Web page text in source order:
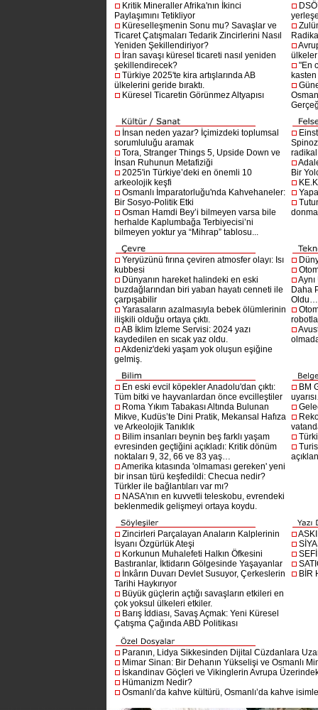
Kritik Mineraller Afrika'nın İkinci
Paylaşımını Tetikliyor
Küreselleşmenin Sonu mu? Savaşlar ve
Ticaret Çatışmaları Tedarik Zincirlerini Nasıl
Yeniden Şekillendiriyor?
İran savaşı küresel ticareti nasıl yeniden
şekillendirecek?
Türkiye 2025'te kira artışlarında AB
ülkelerini geride bıraktı.
Küresel Ticaretin Görünmez Altyapısı
"En
İnsan neden yazar? İçimizdeki toplumsal
sorumluluğu aramak
Tora, Stranger Things 5, Upside Down ve
İnsan Ruhunun Metafiziği
2025'in Türkiye’deki en önemli 10
arkeolojik keşfi
Osmanlı İmparatorluğu'nda Kahvehaneler:
Bir Sosyo-Politik Etki
Osman Hamdi Bey’i bilmeyen varsa bile
herhalde Kaplumbağa Terbiyecisi’ni
bilmeyen yoktur ya “Mihrap” tablosu...
Bir
Yeryüzünü fırına çeviren atmosfer olayı: Isı
kubbesi
Dünyanın hareket halindeki en eski
buzdağlarından biri yaban hayatı cenneti ile
çarpışabilir
Yarasaların azalmasıyla bebek ölümlerinin
ilişkili olduğu ortaya çıktı.
AB İklim İzleme Servisi: 2024 yazı
kaydedilen en sıcak yaz oldu.
Akdeniz'deki yaşam yok oluşun eşiğine
gelmiş.
Daha
Oldu…
En eski evcil köpekler Anadolu'dan çıktı:
Tüm bitki ve hayvanlardan önce evcilleştiler
Roma Yıkım Tabakası Altında Bulunan
Mikve, Kudüs’te Dini Pratik, Mekansal Hafıza
ve Arkeolojik Tanıklık
Bilim insanları beynin beş farklı yaşam
evresinden geçtiğini açıkladı: Kritik dönüm
noktaları 9, 32, 66 ve 83 yaş…
Amerika kıtasında 'olmaması gereken' yeni
bir insan türü keşfedildi: Checua nedir?
Türkler ile bağlantıları var mı?
NASA'nın en kuvvetli teleskobu, evrendeki
beklenmedik gelişmeyi ortaya koydu.
BM
Zincirleri Parçalayan Anaların Kalplerinin
İsyanı Özgürlük Ateşi
Korkunun Muhalefeti Halkın Öfkesini
Bastıranlar, İktidarın Gölgesinde Yaşayanlar
İnkârın Duvarı Devlet Susuyor, Çerkeslerin
Tarihi Haykırıyor
Büyük güçlerin açtığı savaşların etkileri en
çok yoksul ülkeleri etkiler.
Barış İddiası, Savaş Açmak: Yeni Küresel
Çatışma Çağında ABD Politikası
BİR
Paranın, Lidya Sikkesinden Dijital Cüzdanlara
Mimar Sinan: Bir Dehanın Yükselişi ve Osmanlı
İskandinav Göçleri ve Vikinglerin Avrupa
Hümanizm Nedir?
Osmanlı’da kahve kültürü, Osmanlı’da kahve